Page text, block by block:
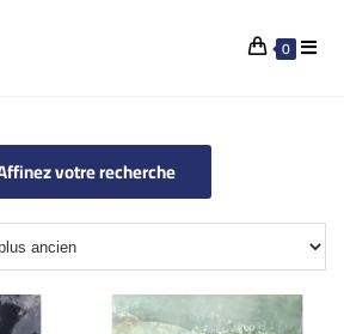
0
votre recherche